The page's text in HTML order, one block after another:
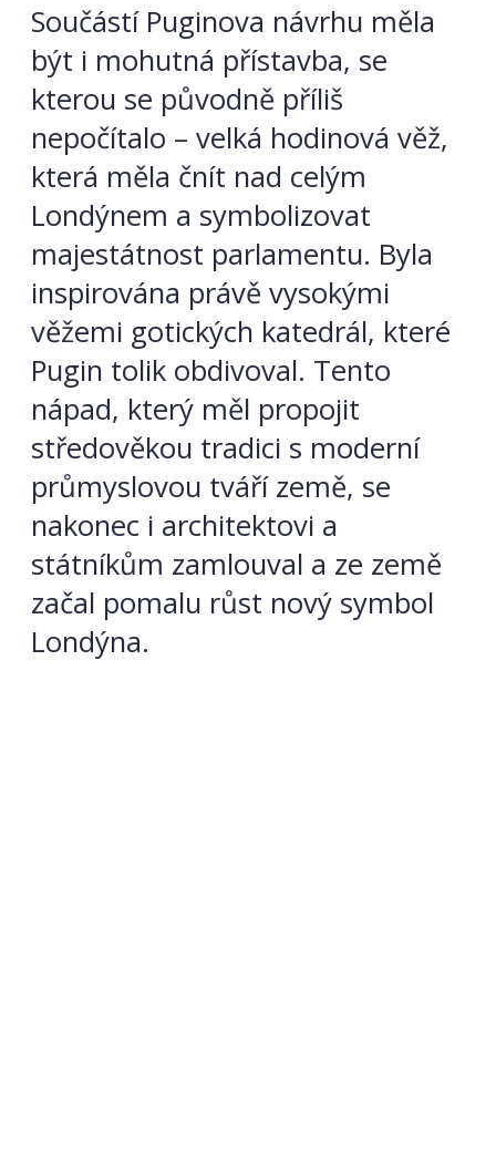
Součástí Puginova návrhu měla
být i mohutná přístavba, se
kterou se původně příliš
nepočítalo – velká hodinová věž,
která měla čnít nad celým
Londýnem a symbolizovat
majestátnost parlamentu. Byla
inspirována právě vysokými
věžemi gotických katedrál, které
Pugin tolik obdivoval. Tento
nápad, který měl propojit
středověkou tradici s moderní
průmyslovou tváří země, se
nakonec i architektovi a
státníkům zamlouval a ze země
začal pomalu růst nový symbol
Londýna.